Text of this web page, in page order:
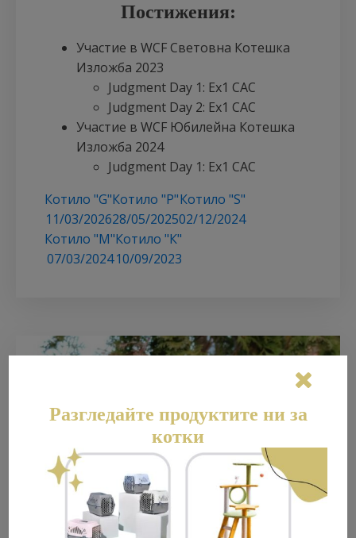
Постижения:
Участие в WCF Световна Котешка
Изложба 2023
Judgment Day 1: Ex1 CAC
Judgment Day 2: Ex1 CAC
Участие в WCF Юбилейна Котешка
Изложба 2024
Judgment Day 1: Ex1 CAC
Котило "G"
11/03/2026
Котило "P"
28/05/2025
Котило "S"
02/12/2024
Котило "М"
07/03/2024
Котило "К"
10/09/2023
Разгледайте продуктите ни за
котки